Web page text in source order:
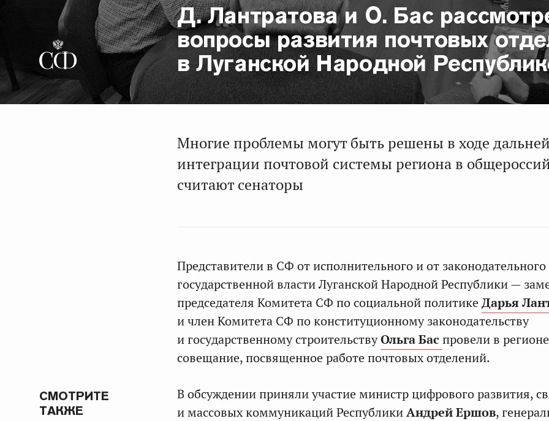
Д. Лантратова и О. Бас
вопросы развития почтовых
в Луганской Народной
Многие проблемы могут быть решены в ходе
интеграции почтовой системы региона в
считают сенаторы
Представители в СФ от исполнительного и от законодательного
государственной власти Луганской Народной Республики —
председателя Комитета СФ по социальной политике Дарья
и член Комитета СФ по конституционному законодательству
и государственному строительствуОльга Бас провели в регионе
совещание, посвященное работе почтовых отделений.
СМОТРИТЕ
ТАКЖЕ
В обсуждении приняли участие министр цифрового развития,
и массовых коммуникаций РеспубликиАндрей Ершов,